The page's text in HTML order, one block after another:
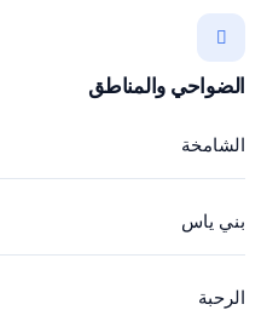
الضواحي والمناطق
الشامخة
بني ياس
الرحبة